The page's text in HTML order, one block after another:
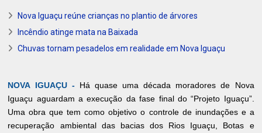
Nova Iguaçu reúne crianças no plantio de árvores
Incêndio atinge mata na Baixada
Chuvas tornam pesadelos em realidade em Nova Iguaçu
NOVA IGUAÇU - Há quase uma década moradores de Nova
Iguaçu aguardam a execução da fase final do “Projeto Iguaçu”.
Uma obra que tem como objetivo o controle de inundações e a
recuperação ambiental das bacias dos Rios Iguaçu, Botas e